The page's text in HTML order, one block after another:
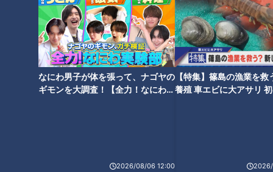
なにわ男子が体を張って、ナゴヤの
ギモンを大調査！【全力！なにわ実
2026/08/06 12:00
【特集】篠島の漁業を救
養殖 車エビに大アサリ
ＣＢＣ瀧川幸樹アナ、25歳
の誕生日にサッカー人生を
振り返りまさかの謝罪
RadiChubu（ラジチュー
ブ）
アナののびしろ
2026/05/26 06:05
ＣＢＣ瀧川幸樹アナが筋ト
レを続ける理由とは？誰で
もできるダイエット法も伝
授
RadiChubu（ラジチュー
ブ）
アナののびしろ
2026/05/19 06:05